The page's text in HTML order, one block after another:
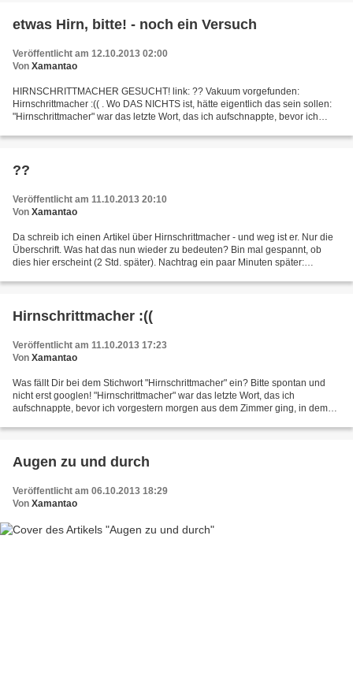
etwas Hirn, bitte! - noch ein Versuch
Veröffentlicht am 12.10.2013 02:00
Von Xamantao
HIRNSCHRITTMACHER GESUCHT! link: ?? Vakuum vorgefunden:
Hirnschrittmacher :(( . Wo DAS NICHTS ist, hätte eigentlich das sein sollen:
"Hirnschrittmacher" war das letzte Wort, das ich aufschnappte, bevor ich
??
Veröffentlicht am 11.10.2013 20:10
Von Xamantao
Da schreib ich einen Artikel über Hirnschrittmacher - und weg ist er. Nur die
Überschrift. Was hat das nun wieder zu bedeuten? Bin mal gespannt, ob
dies hier erscheint (2 Std. später). Nachtrag ein paar Minuten später:
Hirnschrittmacher :((
Veröffentlicht am 11.10.2013 17:23
Von Xamantao
Was fällt Dir bei dem Stichwort "Hirnschrittmacher" ein? Bitte spontan und
nicht erst googlen! "Hirnschrittmacher" war das letzte Wort, das ich
aufschnappte, bevor ich vorgestern morgen aus dem Zimmer ging, in dem
Augen zu und durch
Veröffentlicht am 06.10.2013 18:29
Von Xamantao